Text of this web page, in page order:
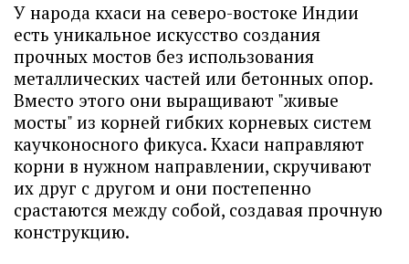
У народа кхаси на северо-востоке Индии
есть уникальное искусство создания
прочных мостов без использования
металлических частей или бетонных опор.
Вместо этого они выращивают "живые
мосты" из корней гибких корневых систем
каучконосного фикуса. Кхаси направляют
корни в нужном направлении, скручивают
их друг с другом и они постепенно
срастаются между собой, создавая прочную
конструкцию.